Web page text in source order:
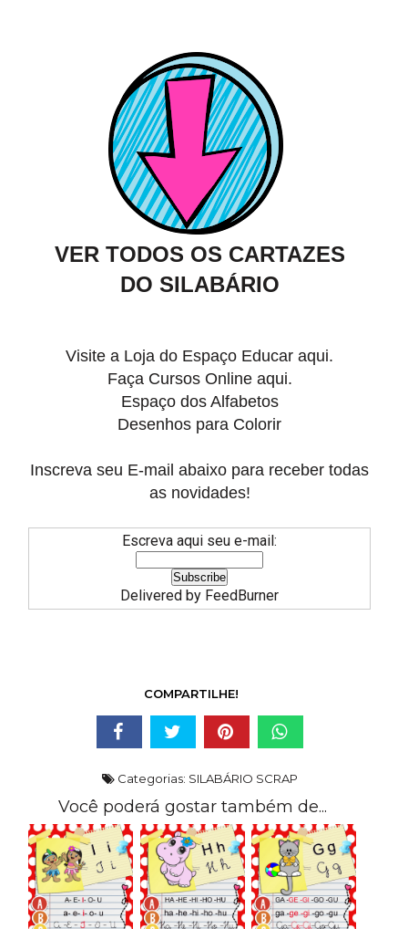
VER TODOS OS CARTAZES
DO SILABÁRIO
Visite a Loja do Espaço Educar aqui.
Faça Cursos Online aqui.
Espaço dos Alfabetos
Desenhos para Colorir
Inscreva seu E-mail abaixo para receber todas
as novidades!
Escreva aqui seu e-mail:
Delivered by FeedBurner
COMPARTILHE!
Categorias: SILABÁRIO SCRAP
Você poderá gostar também de...